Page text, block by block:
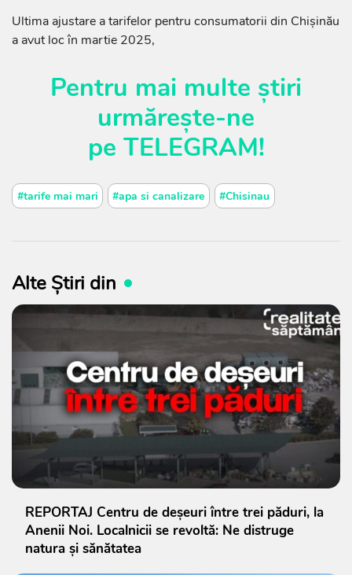
Ultima ajustare a tarifelor pentru consumatorii din Chișinău
a avut loc în martie 2025,
Pentru mai multe știri
urmărește-ne
pe TELEGRAM!
#tarife mai mari #apa si canalizare #Chisinau
Alte Știri din
REPORTAJ Centru de deșeuri între trei păduri, la
Anenii Noi. Localnicii se revoltă: Ne distruge
natura și sănătatea